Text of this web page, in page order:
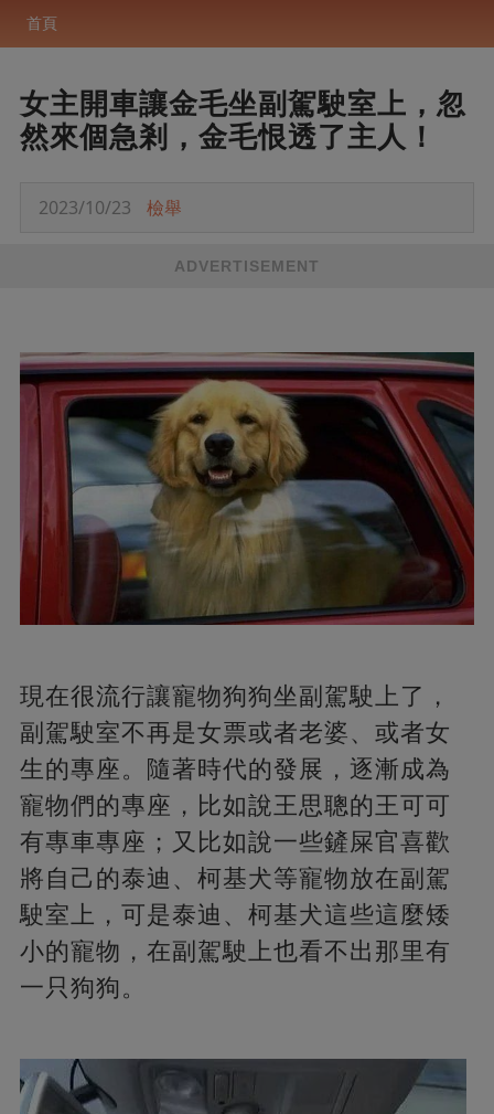
首頁
女主開車讓金毛坐副駕駛室上，忽
然來個急剎，金毛恨透了主人！
2023/10/23 檢舉
ADVERTISEMENT
現在很流行讓寵物狗狗坐副駕駛上了，
副駕駛室不再是女票或者老婆、或者女
生的專座。隨著時代的發展，逐漸成為
寵物們的專座，比如說王思聰的王可可
有專車專座；又比如說一些鏟屎官喜歡
將自己的泰迪、柯基犬等寵物放在副駕
駛室上，可是泰迪、柯基犬這些這麼矮
小的寵物，在副駕駛上也看不出那里有
一只狗狗。